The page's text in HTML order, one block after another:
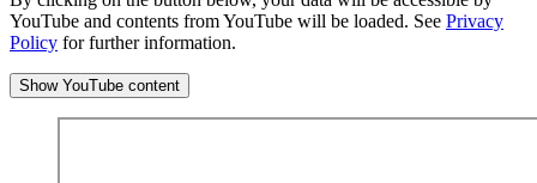
YouTube and contents from YouTube will be loaded. See Privacy
Policy for further information.
Show YouTube content